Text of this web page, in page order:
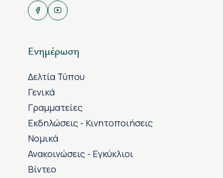
Ενημέρωση
Δελτία Τύπου
Γενικά
Γραμματείες
Εκδηλώσεις - Κινητοποιήσεις
Νομικά
Ανακοινώσεις - Εγκύκλιοι
Βίντεο